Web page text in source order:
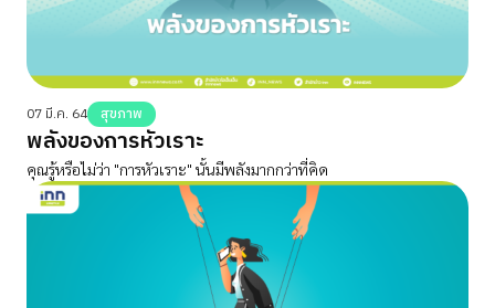
07 มี.ค. 64 สุขภาพ
พลังของการหัวเราะ
คุณรู้หรือไม่ว่า "การหัวเราะ" นั้นมีพลังมากกว่าที่คิด